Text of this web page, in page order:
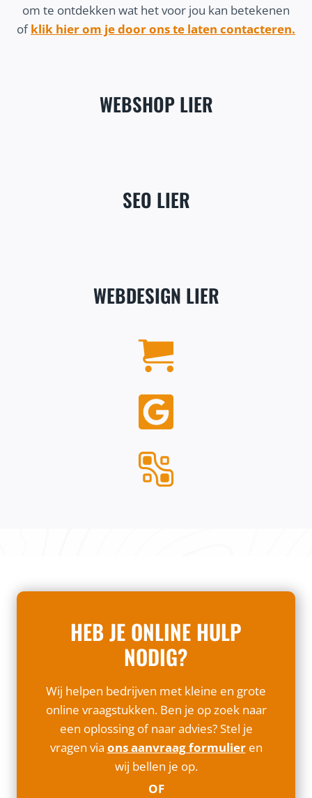
om te ontdekken wat het voor jou kan betekenen
ofklik hier om je door ons te laten contacteren.
WEBSHOP LIER
SEO LIER
WEBDESIGN LIER
HEB JE ONLINE HULP
NODIG?
Wij helpen bedrijven met kleine en grote
online vraagstukken. Ben je op zoek naar
een oplossing of naar advies? Stel je
vragen via ons aanvraag formulieren
wij bellen je op.
OF